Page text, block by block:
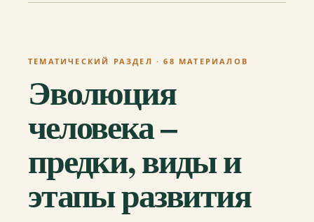
ТЕМАТИЧЕСКИЙ РАЗДЕЛ ·68 МАТЕРИАЛОВ
Эволюция
человека –
предки, виды и
этапы развития